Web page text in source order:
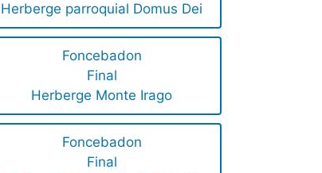
Herberge parroquial Domus Dei
Foncebadon
Final
Herberge Monte Irago
Foncebadon
Final